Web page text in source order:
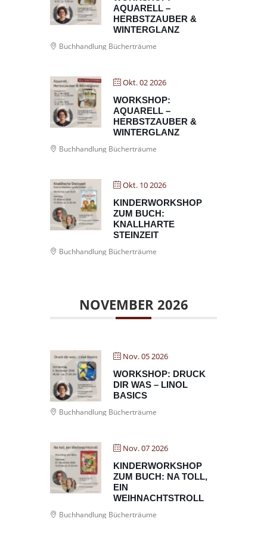
AQUARELL –
HERBSTZAUBER &
WINTERGLANZ
Buchhandlung Bücherträume
Okt. 02 2026
WORKSHOP:
AQUARELL –
HERBSTZAUBER &
WINTERGLANZ
Buchhandlung Bücherträume
Okt. 10 2026
KINDERWORKSHOP
ZUM BUCH:
KNALLHARTE
STEINZEIT
Buchhandlung Bücherträume
NOVEMBER 2026
Nov. 05 2026
WORKSHOP: DRUCK
DIR WAS – LINOL
BASICS
Buchhandlung Bücherträume
Nov. 07 2026
KINDERWORKSHOP
ZUM BUCH: NA TOLL,
EIN
WEIHNACHTSTROLL
Buchhandlung Bücherträume